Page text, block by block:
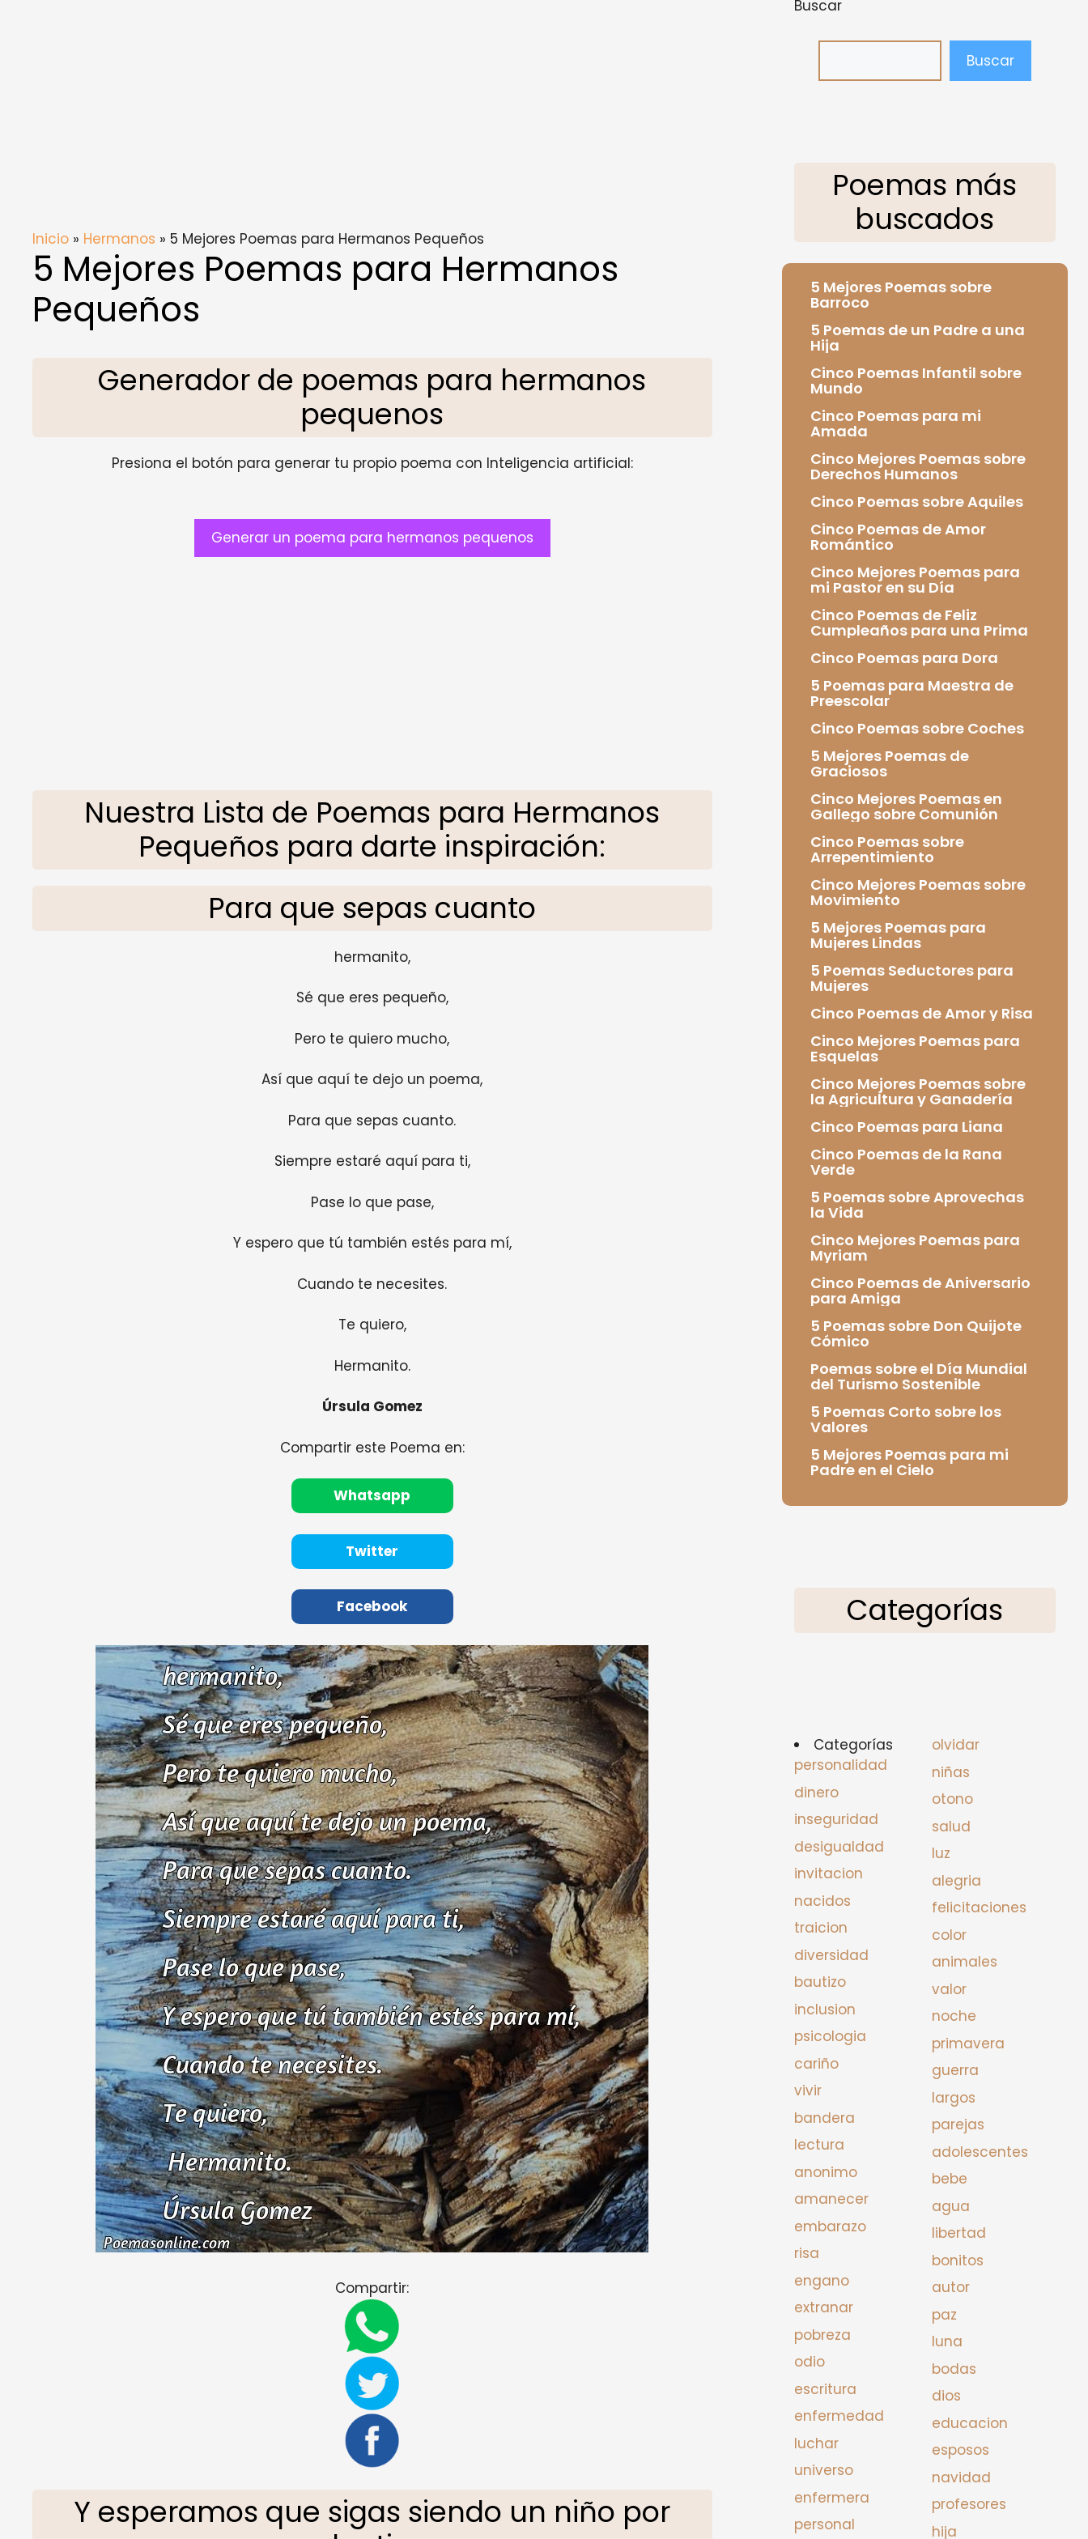
Inicio » Hermanos » 5 Mejores Poemas para Hermanos Pequeños
5 Mejores Poemas para Hermanos
Pequeños
Generador de poemas para hermanos
pequenos
Presiona el botón para generar tu propio poema con Inteligencia artificial:
Generar un poema para hermanos pequenos
Nuestra Lista de Poemas para Hermanos
Pequeños para darte inspiración:
Para que sepas cuanto
hermanito,
Sé que eres pequeño,
Pero te quiero mucho,
Así que aquí te dejo un poema,
Para que sepas cuanto.
Siempre estaré aquí para ti,
Pase lo que pase,
Y espero que tú también estés para mí,
Cuando te necesites.
Te quiero,
Hermanito.
Úrsula Gomez
Compartir este Poema en:
Whatsapp
Twitter
Facebook
Compartir:
Y esperamos que sigas siendo un niño por
Buscar
Buscar
Poemas más
buscados
5 Mejores Poemas sobre
Barroco
5 Poemas de un Padre a una
Hija
Cinco Poemas Infantil sobre
Mundo
Cinco Poemas para mi
Amada
Cinco Mejores Poemas sobre
Derechos Humanos
Cinco Poemas sobre Aquiles
Cinco Poemas de Amor
Romántico
Cinco Mejores Poemas para
mi Pastor en su Día
Cinco Poemas de Feliz
Cumpleaños para una Prima
Cinco Poemas para Dora
5 Poemas para Maestra de
Preescolar
Cinco Poemas sobre Coches
5 Mejores Poemas de
Graciosos
Cinco Mejores Poemas en
Gallego sobre Comunión
Cinco Poemas sobre
Arrepentimiento
Cinco Mejores Poemas sobre
Movimiento
5 Mejores Poemas para
Mujeres Lindas
5 Poemas Seductores para
Mujeres
Cinco Poemas de Amor y Risa
Cinco Mejores Poemas para
Esquelas
Cinco Mejores Poemas sobre
la Agricultura y Ganadería
Cinco Poemas para Liana
Cinco Poemas de la Rana
Verde
5 Poemas sobre Aprovechas
la Vida
Cinco Mejores Poemas para
Myriam
Cinco Poemas de Aniversario
para Amiga
5 Poemas sobre Don Quijote
Cómico
Poemas sobre el Día Mundial
del Turismo Sostenible
5 Poemas Corto sobre los
Valores
5 Mejores Poemas para mi
Padre en el Cielo
Categorías
Categorías
personalidad
dinero
inseguridad
desigualdad
invitacion
nacidos
traicion
diversidad
bautizo
inclusion
psicologia
cariño
vivir
bandera
lectura
anonimo
amanecer
embarazo
risa
engano
extranar
pobreza
odio
escritura
enfermedad
luchar
universo
enfermera
personal
olvidar
niñas
otono
salud
luz
alegria
felicitaciones
color
animales
valor
noche
primavera
guerra
largos
parejas
adolescentes
bebe
agua
libertad
bonitos
autor
paz
luna
bodas
dios
educacion
esposos
navidad
profesores
hija